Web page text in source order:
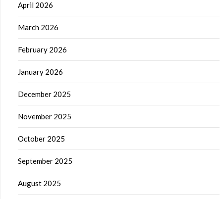
April 2026
March 2026
February 2026
January 2026
December 2025
November 2025
October 2025
September 2025
August 2025